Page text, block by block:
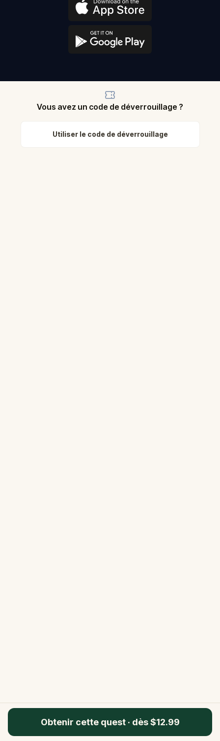
Obtenir cette quest· dès $12.99
Vous avez un code de déverrouillage ?
Utiliser le code de déverrouillage